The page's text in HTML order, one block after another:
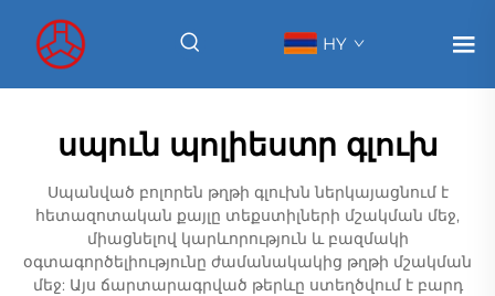
HY
սպուն պոլիեստր գլուխ
Սպանված բոլորեն թղթի գլուխն ներկայացնում է
հետազոտական քայլը տեքստիլների մշակման մեջ,
միացնելով կարևորություն և բազմակի
օգտագործելիությունը ժամանակակից թղթի մշակման
մեջ: Այս ճարտարագրված թերևը ստեղծվում է բարդ